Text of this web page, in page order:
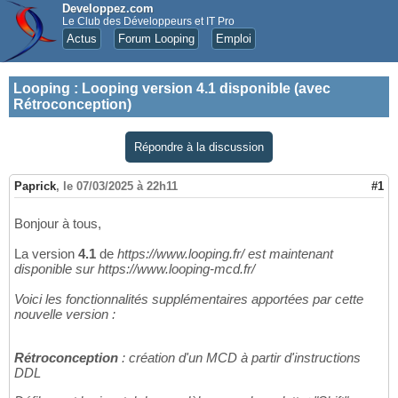
Developpez.com
Le Club des Développeurs et IT Pro
Actus Forum Looping Emploi
Looping : Looping version 4.1 disponible (avec
Rétroconception)
Répondre à la discussion
Paprick, le 07/03/2025 à 22h11 #1
Bonjour à tous,
La version 4.1 de https://www.looping.fr/ est maintenant
disponible sur https://www.looping-mcd.fr/
Voici les fonctionnalités supplémentaires apportées par cette
nouvelle version :
Rétroconception : création d'un MCD à partir d'instructions
DDL